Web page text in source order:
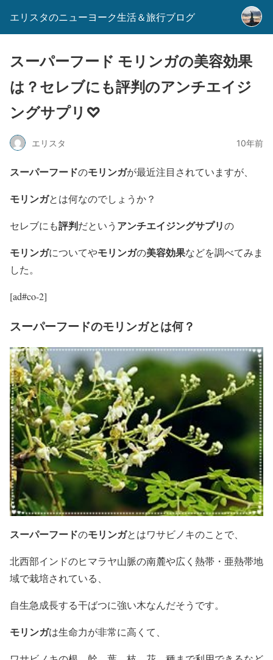
エリスタのニューヨーク生活＆旅行ブログ
スーパーフード モリンガの美容効果
は？セレブにも評判のアンチエイジ
ングサプリ♡
エリスタ 10年前
スーパーフードのモリンガが最近注目されていますが、
モリンガとは何なのでしょうか？
セレブにも評判だという アンチエイジングサプリの
モリンガについてやモリンガの美容効果などを調べてみま
した。
[ad#co-2]
スーパーフードのモリンガとは何？
スーパーフードのモリンガとはワサビノキのことで、
北西部インドのヒマラヤ山脈の南麓や広く熱帯・亜熱帯地
域で栽培されている、
自生急成長する干ばつに強い木なんだそうです。
モリンガは生命力が非常に高くて、